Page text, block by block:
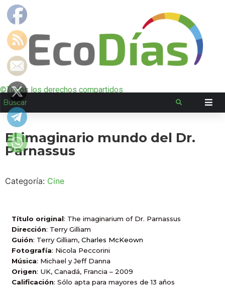
©Todos los derechos compartidos
El imaginario mundo del Dr.
Parnassus
Categoría: Cine
Título original: The imaginarium of Dr. Parnassus
Dirección: Terry Gilliam
Guión: Terry Gilliam, Charles McKeown
Fotografía: Nicola Peccorini
Música: Michael y Jeff Danna
Origen: UK, Canadá, Francia – 2009
Calificación: Sólo apta para mayores de 13 años